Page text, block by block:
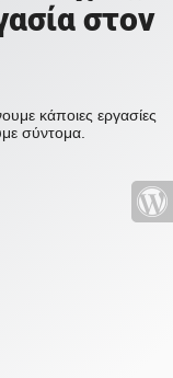
στον
κάποιες εργασίες
σύντομα.